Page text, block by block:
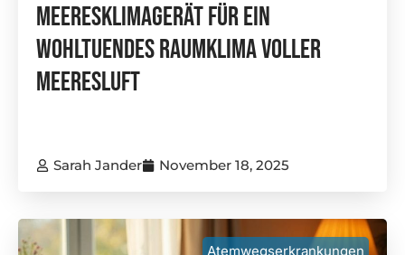
Meeresklimagerät Für Ein
Wohltuendes Raumklima Voller
Meeresluft
Sarah Jander November 18, 2025
Atemwegserkrankungen